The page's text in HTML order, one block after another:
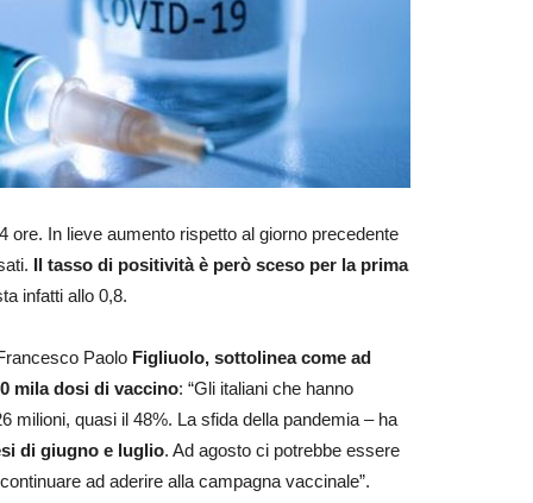
ore. In lieve aumento rispetto al giorno precedente
Il tasso di positività è però sceso per la prima
infatti allo 0,8.
Paolo Figliuolo, sottolinea come ad
mila dosi di vaccino: “Gli italiani che hanno
milioni, quasi il 48%. La sfida della pandemia – ha
di giugno e luglio. Ad agosto ci potrebbe essere
ad aderire alla campagna vaccinale”.